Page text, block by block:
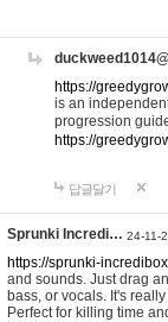
https://
is an
progression
https://
답글달기
Sprunki Incredi… 24-11-
https://sprunki-
and sounds. Just drag
bass, or vocals. It's
Perfect for killing time